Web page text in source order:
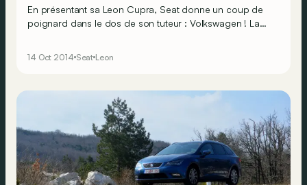
En présentant sa Leon Cupra, Seat donne un coup de
poignard dans le dos de son tuteur : Volkswagen ! La
volant en main ?
14 Oct 2014 Seat Leon